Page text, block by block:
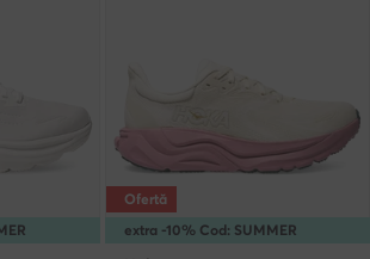
extra -10% Cod: SUMMER
Ofertă